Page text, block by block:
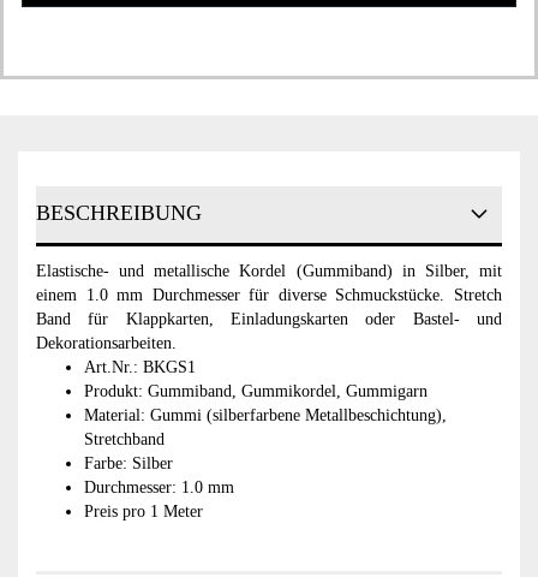
BESCHREIBUNG
Elastische- und metallische Kordel (Gummiband) in Silber, mit
einem 1.0 mm Durchmesser für diverse Schmuckstücke. Stretch
Band für Klappkarten, Einladungskarten oder Bastel- und
Dekorationsarbeiten.
Art.Nr.: BKGS1
Produkt: Gummiband, Gummikordel, Gummigarn
Material: Gummi (silberfarbene Metallbeschichtung),
Stretchband
Farbe: Silber
Durchmesser: 1.0 mm
Preis pro 1 Meter